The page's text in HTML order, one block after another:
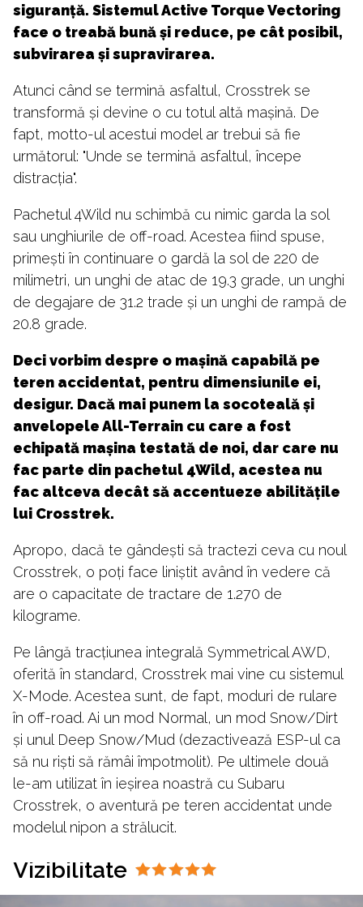
siguranță. Sistemul Active Torque Vectoring
face o treabă bună și reduce, pe cât posibil,
subvirarea și supravirarea.
Atunci când se termină asfaltul, Crosstrek se
transformă și devine o cu totul altă mașină. De
fapt, motto-ul acestui model ar trebui să fie
următorul: "Unde se termină asfaltul, începe
distracția".
Pachetul 4Wild nu schimbă cu nimic garda la sol
sau unghiurile de off-road. Acestea fiind spuse,
primești în continuare o gardă la sol de 220 de
milimetri, un unghi de atac de 19.3 grade, un unghi
de degajare de 31.2 trade și un unghi de rampă de
20.8 grade.
Deci vorbim despre o mașină capabilă pe
teren accidentat, pentru dimensiunile ei,
desigur. Dacă mai punem la socoteală și
anvelopele All-Terrain cu care a fost
echipată mașina testată de noi, dar care nu
fac parte din pachetul 4Wild, acestea nu
fac altceva decât să accentueze abilitățile
lui Crosstrek.
Apropo, dacă te gândești să tractezi ceva cu noul
Crosstrek, o poți face liniștit având în vedere că
are o capacitate de tractare de 1.270 de
kilograme.
Pe lângă tracțiunea integrală Symmetrical AWD,
oferită în standard, Crosstrek mai vine cu sistemul
X-Mode. Acestea sunt, de fapt, moduri de rulare
în off-road. Ai un mod Normal, un mod Snow/Dirt
și unul Deep Snow/Mud (dezactivează ESP-ul ca
să nu riști să rămâi împotmolit). Pe ultimele două
le-am utilizat în ieșirea noastră cu Subaru
Crosstrek, o aventură pe teren accidentat unde
modelul nipon a strălucit.
Vizibilitate